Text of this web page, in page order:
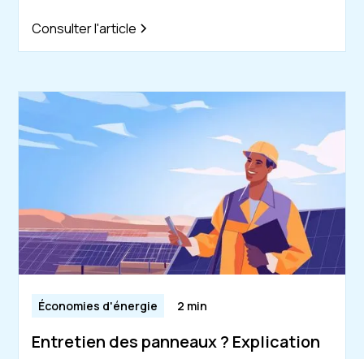
Consulter l'article
Économies d'énergie 2 min
Entretien des panneaux ? Explication